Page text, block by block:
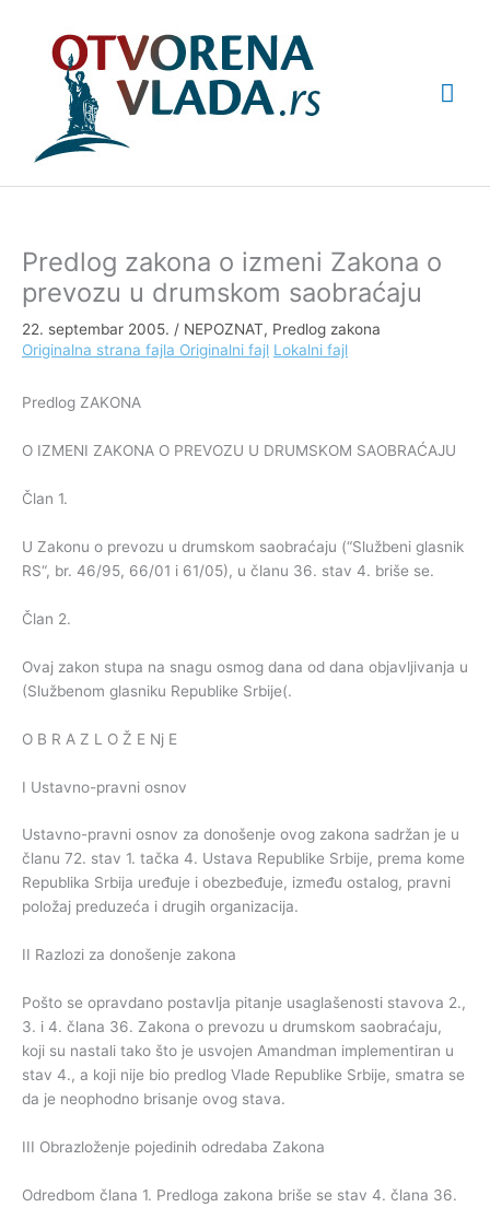
Predlog zakona o izmeni Zakona o
prevozu u drumskom saobraćaju
22. septembar 2005. / NEPOZNAT, Predlog zakona
Originalna strana fajla Originalni fajl Lokalni fajl
Predlog ZAKONA
O IZMENI ZAKONA O PREVOZU U DRUMSKOM SAOBRAĆAJU
Član 1.
U Zakonu o prevozu u drumskom saobraćaju (“Službeni glasnik
RS“, br. 46/95, 66/01 i 61/05), u članu 36. stav 4. briše se.
Član 2.
Ovaj zakon stupa na snagu osmog dana od dana objavljivanja u
(Službenom glasniku Republike Srbije(.
O B R A Z L O Ž E Nj E
I Ustavno-pravni osnov
Ustavno-pravni osnov za donošenje ovog zakona sadržan je u
članu 72. stav 1. tačka 4. Ustava Republike Srbije, prema kome
Republika Srbija uređuje i obezbeđuje, između ostalog, pravni
položaj preduzeća i drugih organizacija.
II Razlozi za donošenje zakona
Pošto se opravdano postavlja pitanje usaglašenosti stavova 2.,
3. i 4. člana 36. Zakona o prevozu u drumskom saobraćaju,
koji su nastali tako što je usvojen Amandman implementiran u
stav 4., a koji nije bio predlog Vlade Republike Srbije, smatra se
da je neophodno brisanje ovog stava.
III Obrazloženje pojedinih odredaba Zakona
Odredbom člana 1. Predloga zakona briše se stav 4. člana 36.